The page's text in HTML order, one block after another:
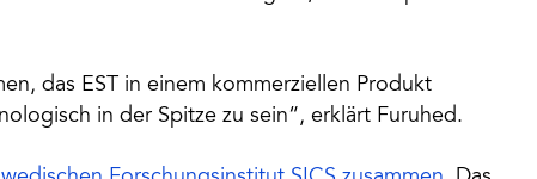
das EST in einem kommerziellen Produkt
in der Spitze zu sein“, erklärt Furuhed.